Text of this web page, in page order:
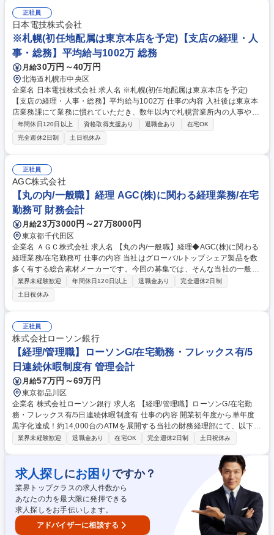
キャッシュフロー計算書）■持株会社の税務申告■持株会社の日次経理業務
■連結グループの入出金管理■グループ企業の月次業績のモニタリング業務
■グループ企業の経理実務の支援■会議資料の作成■M&A関連業務（主にP
MI）■その他、スタートアップ企業なので、上記に関わらず様々な業務が
発生可能性あり 募集職種 【経理マネージャー】動物医療業界/IPO準備/経
理部門の立ち上げ/年休120日以上
正社員
日本電技株式会社
※札幌(初任地配属は東京本店を予定)【支店の経理・人
事・総務】平均給与1002万 総務
月給30万円～40万円
北海道札幌市中央区
企業名 日本電技株式会社 求人名 ※札幌(初任地配属は東京本店を予定)
【支店の経理・人事・総務】平均給与1002万 仕事の内容 入社後は東京本
店業務課にて業務に慣れていただき、数年以内で札幌営業所内の人事や経
理、総務分野のバックオフィス業務をお任せします。将来的にマネージャ
ーのポジションでご活躍いただける方を募集します。 支店/事業所内での
バックオフィス事務が主な業務です。 ■工事出来高請求書の作成、請求管
理などの経理業務■工事仕入品の発注、納期管理、支払いなどの購買業務■
支店内社員の労務、勤怠管理 ■安全書類作成や入札関連資料の準備など、
各事務業務 （採用背景）現在、札幌管轄のバックオフィス業務を東京にて
行っており、今後札幌営業所へ業務移管を見据えております。 募集職種
※札幌(初任地配属は東京本店を予定)【支店の経理・人事・総務】平均給
与1002万
年間休日120日以上 資格取得支援あり 退職金あり
在宅OK
完全週休2日制
土日祝休み
正社員
AGC株式会社
【丸の内/一般職】経理 AGC(株)に関わる経理業務/在宅
勤務可 財務会計
月給23万3000円～27万8000円
東京都千代田区
企業名 ＡＧＣ株式会社 求人名 【丸の内/一般職】経理◆AGC(株)に関わる
経理業務/在宅勤務可 仕事の内容 当社はグローバルトップシェア製品を数
多く有する総合素材メーカーです。今回の募集では、そんな当社の一般職
として、経理業務をお任せ致します。 【詳細】■経理伝票の起票/検証、修
正依頼および転記（SAP)■売掛債権等の入金消込、受取手形管理、担保等
管理、債権残高確認、その他与信管理業務、購買会計業務■固定資産の取
得判定、売却/廃棄にともなう経理処理等、経理関係システム保守、マスタ
ー管理■経費精算処理、伝票起票部署からの問合せ対応、取りまとめ業務■
社内ミーティング等への出席、チーム内庶務など■その他 募集職種 【丸の
内/一般職】経理◆AGC(株)に関わる経理業務/在宅勤務可
業界未経験歓迎 年間休日120日以上 退職金あり
完全週休2日制
土日祝休み
正社員
株式会社ローソン銀行
【経理/管理職】ローソンG/在宅勤務・フレックス有/5
日連続休暇制度有 管理会計
月給57万円～69万円
東京都品川区
企業名 株式会社ローソン銀行 求人名 【経理/管理職】ローソンG/在宅勤
務・フレックス有/5日連続休暇制度有 仕事の内容 開業初年度から単年度
黒字化達成！約14,000台のATMを展開する当社の財務経理部にて、以下業
務をお任せしていく予定です。 【詳細】■予算策定、予実管理に関する業
関する業務■通期着地見込み作成に関する業務■費用配賦等セグメント別管
理会計に関する業務■監査法人監査に関する業務■経営分析資料の作成と伝
達・説明■親会社・関係当局への報告業務■資金、債券等の財務バック■そ
の他経理、決算に関する業務 募集職種 【経理/管理職】ローソンG/在宅勤
務・フレックス有/5日連続休暇制度有
業界未経験歓迎 退職金あり 在宅OK 完全週休2日制 土日祝休み
求人探しにお困り ですか？
業界トップクラスの求人件数から
あなたの力を最大限に発揮できる
求人探しをお手伝いします。
アドバイザーに相談する